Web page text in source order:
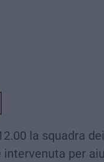
la squadra
per